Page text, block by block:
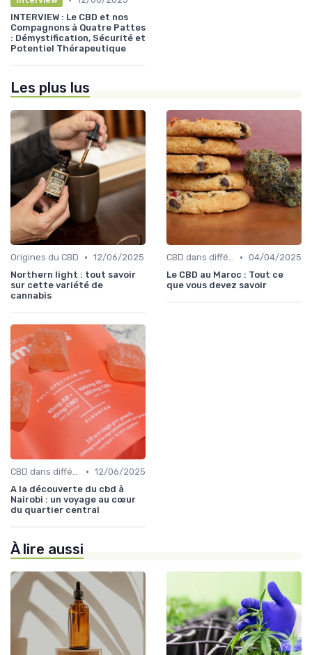
INTERVIEW : Le CBD et nos
Compagnons à Quatre Pattes
: Démystification, Sécurité et
Potentiel Thérapeutique
Les plus lus
Origines du CBD • 12/06/2025
Northern light : tout savoir
sur cette variété de
cannabis
CBD dans différentes cultures • 04/04/2025
Le CBD au Maroc : Tout ce
que vous devez savoir
CBD dans différentes cultures • 12/06/2025
A la découverte du cbd à
Nairobi : un voyage au cœur
du quartier central
À lire aussi